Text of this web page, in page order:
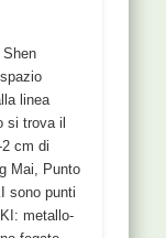
linea
si trova il
cm di
Mai, Punto
sono punti
metallo-